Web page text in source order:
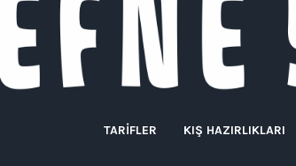
TARIFLER KIŞ HAZIRLIKLARI